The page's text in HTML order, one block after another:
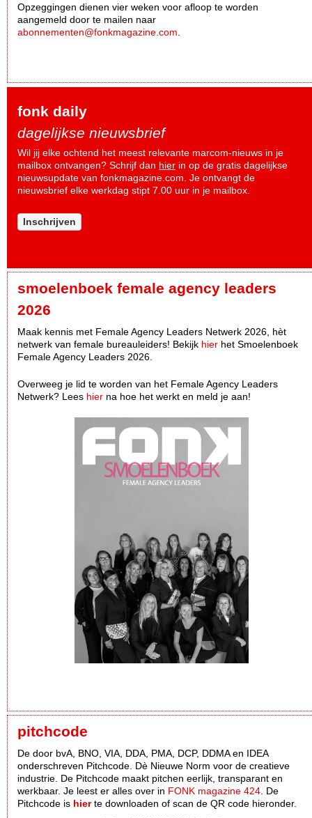
Opzeggingen dienen vier weken voor afloop te worden
aangemeld door te mailen naar
abonnementen@fonkmagazine.com
fonk daily
dagelijkse nieuwsbrief
Wil jij elke ochtend het meest relevante marcom-nieuws in je
mailbox ontvangen? Schrijf dan hier in op de gratis dagelijkse
nieuwsupdate van fonkmagazine.com. Je ontvangt de
nieuwsbrief elke werkdag stipt 7.00 uur in je mailbox.
Inschrijven
smoelenboek female agency leaders
2026
Maak kennis met Female Agency Leaders Netwerk 2026, hèt
netwerk van female bureauleiders! Bekijk hier het Smoelenboek
Female Agency Leaders 2026.
Overweeg je lid te worden van het Female Agency Leaders
Netwerk? Lees hier na hoe het werkt en meld je aan!
pitchcode
De door bvA, BNO, VIA, DDA, PMA, DCP, DDMA en IDEA
onderschreven Pitchcode. Dè Nieuwe Norm voor de creatieve
industrie. De Pitchcode maakt pitchen eerlijk, transparant en
werkbaar. Je leest er alles over in FONK magazine 424 . De
Pitchcode is hierte downloaden of scan de QR code hieronder.